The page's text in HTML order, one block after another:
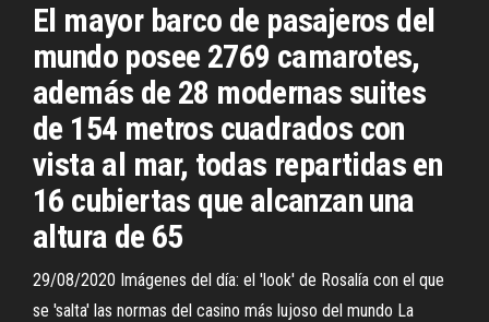
El mayor barco de pasajeros del
mundo posee 2769 camarotes,
además de 28 modernas suites
de 154 metros cuadrados con
vista al mar, todas repartidas en
16 cubiertas que alcanzan una
altura de 65
29/08/2020 Imágenes del día: el 'look' de Rosalía con el que
se 'salta' las normas del casino más lujoso del mundo La